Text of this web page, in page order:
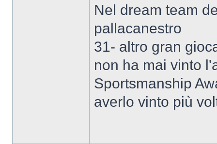
Nel dream team
pallacanestro
31- altro gran
non ha mai vinto
Sportsmanship
averlo vinto più